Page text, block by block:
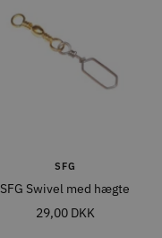
SFG
SFG Swivel med hægte
Tilbudspris
29,00 DKK